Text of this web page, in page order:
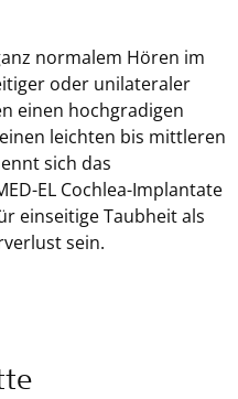
normalem Hören im
oder unilateraler
einen hochgradigen
leichten bis mittleren
sich das
EL Cochlea-Implantate
einseitige Taubheit als
sein.